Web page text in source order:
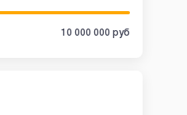
10 000 000 руб